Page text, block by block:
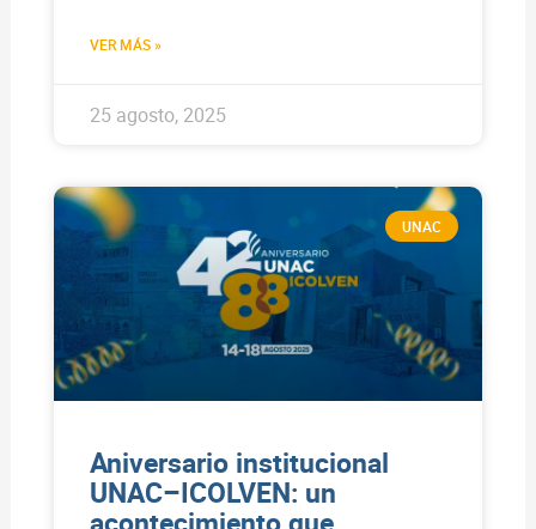
VER MÁS »
25 agosto, 2025
UNAC
Aniversario institucional
UNAC–ICOLVEN: un